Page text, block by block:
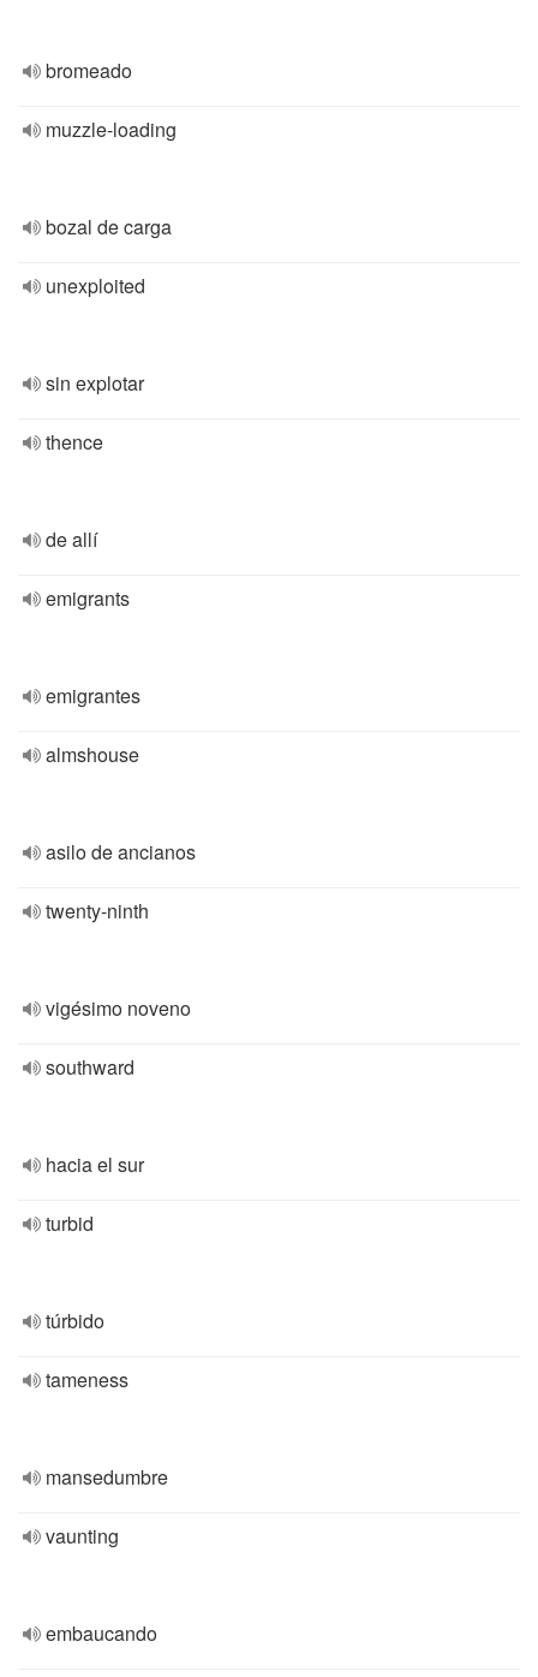
bromeado
muzzle-loading
bozal de carga
unexploited
sin explotar
thence
de allí
emigrants
emigrantes
almshouse
asilo de ancianos
twenty-ninth
vigésimo noveno
southward
hacia el sur
turbid
túrbido
tameness
mansedumbre
vaunting
embaucando